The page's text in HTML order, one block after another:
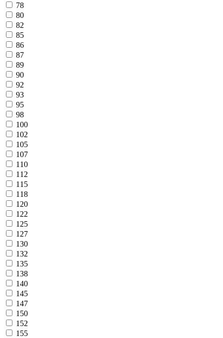
78
80
82
85
86
87
89
90
92
93
95
98
100
102
105
107
110
112
115
118
120
122
125
127
130
132
135
138
140
145
147
150
152
155